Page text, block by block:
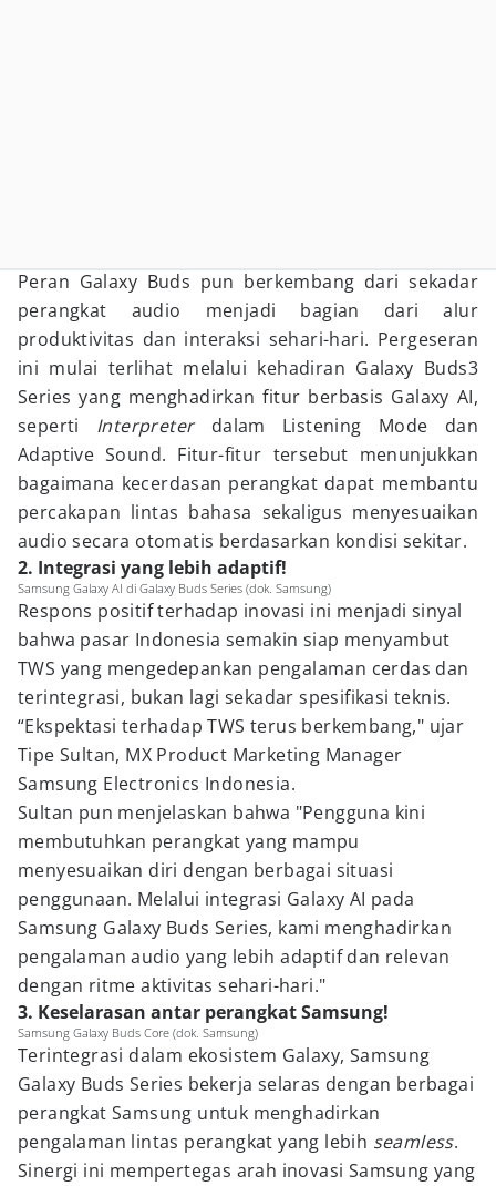
Peran Galaxy Buds pun berkembang dari sekadar
perangkat audio menjadi bagian dari alur
produktivitas dan interaksi sehari-hari. Pergeseran
ini mulai terlihat melalui kehadiran Galaxy Buds3
Series yang menghadirkan fitur berbasis Galaxy AI,
seperti Interpreterdalam Listening Mode dan
Adaptive Sound. Fitur-fitur tersebut menunjukkan
bagaimana kecerdasan perangkat dapat membantu
percakapan lintas bahasa sekaligus menyesuaikan
audio secara otomatis berdasarkan kondisi sekitar.
2. Integrasi yang lebih adaptif!
Samsung Galaxy AI di Galaxy Buds Series (dok. Samsung)
Respons positif terhadap inovasi ini menjadi sinyal
bahwa pasar Indonesia semakin siap menyambut
TWS yang mengedepankan pengalaman cerdas dan
terintegrasi, bukan lagi sekadar spesifikasi teknis.
“Ekspektasi terhadap TWS terus berkembang," ujar
Tipe Sultan, MX Product Marketing Manager
Samsung Electronics Indonesia.
Sultan pun menjelaskan bahwa "Pengguna kini
membutuhkan perangkat yang mampu
menyesuaikan diri dengan berbagai situasi
penggunaan. Melalui integrasi Galaxy AI pada
Samsung Galaxy Buds Series, kami menghadirkan
pengalaman audio yang lebih adaptif dan relevan
dengan ritme aktivitas sehari-hari."
3. Keselarasan antar perangkat Samsung!
Samsung Galaxy Buds Core (dok. Samsung)
Terintegrasi dalam ekosistem Galaxy, Samsung
Galaxy Buds Series bekerja selaras dengan berbagai
perangkat Samsung untuk menghadirkan
pengalaman lintas perangkat yang lebih seamless.
Sinergi ini mempertegas arah inovasi Samsung yang